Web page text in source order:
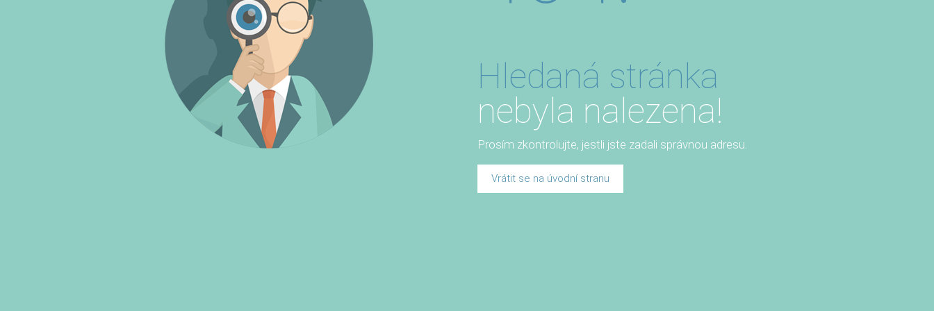
Hledaná stránka
nebyla nalezena!
Prosím zkontrolujte, jestli jste zadali správnou adresu.
Vrátit se na úvodní stranu